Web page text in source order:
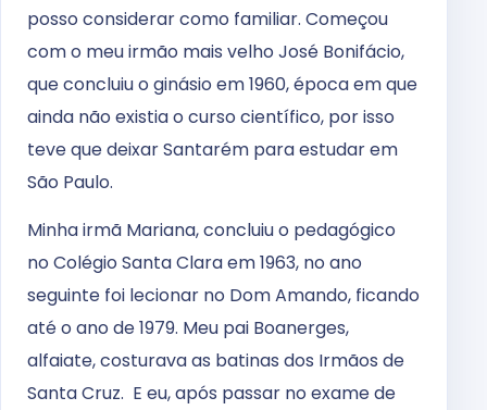
posso considerar como familiar. Começou
com o meu irmão mais velho José Bonifácio,
que concluiu o ginásio em 1960, época em que
ainda não existia o curso científico, por isso
teve que deixar Santarém para estudar em
São Paulo.
Minha irmã Mariana, concluiu o pedagógico
no Colégio Santa Clara em 1963, no ano
seguinte foi lecionar no Dom Amando, ficando
até o ano de 1979. Meu pai Boanerges,
alfaiate, costurava as batinas dos Irmãos de
Santa Cruz. E eu, após passar no exame de